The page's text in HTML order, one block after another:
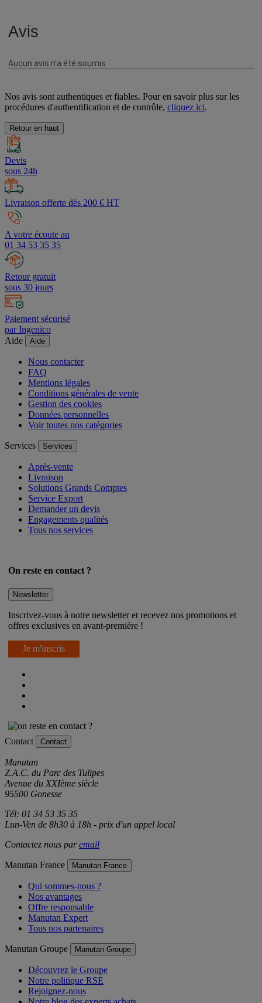
Nos avis sont authentiques et fiables. Pour en savoir plus sur les
procédures d'authentification et de contrôle, cliquez ici.
Retour en haut
Devis
sous 24h
Livraison offerte dès 200 € HT
A votre écoute au
01 34 53 35 35
Retour gratuit
sous 30 jours
Paiement sécurisé
par Ingenico
Aide
Aide
Nous contacter
FAQ
Mentions légales
Conditions générales de vente
Gestion des cookies
Données personnelles
Voir toutes nos catégories
Services Services
Après-vente
Livraison
Solutions Grands Comptes
Service Export
Demander un devis
Engagements qualités
Tous nos services
On reste en contact ?
Newsletter
Inscrivez-vous à notre newsletter et recevez nos promotions et
offres exclusives en avant-première !
Je m'inscris
Contact Contact
Manutan
Z.A.C. du Parc des Tulipes
Avenue du XXIème siècle
95500 Gonesse
Tél: 01 34 53 35 35
Lun-Ven de 8h30 à 18h - prix d'un appel local
Contactez nous paremail
Manutan France Manutan France
Qui sommes-nous ?
Nos avantages
Offre responsable
Manutan Expert
Tous nos partenaires
Manutan Groupe Manutan Groupe
Découvrez le Groupe
Notre politique RSE
Rejoignez-nous